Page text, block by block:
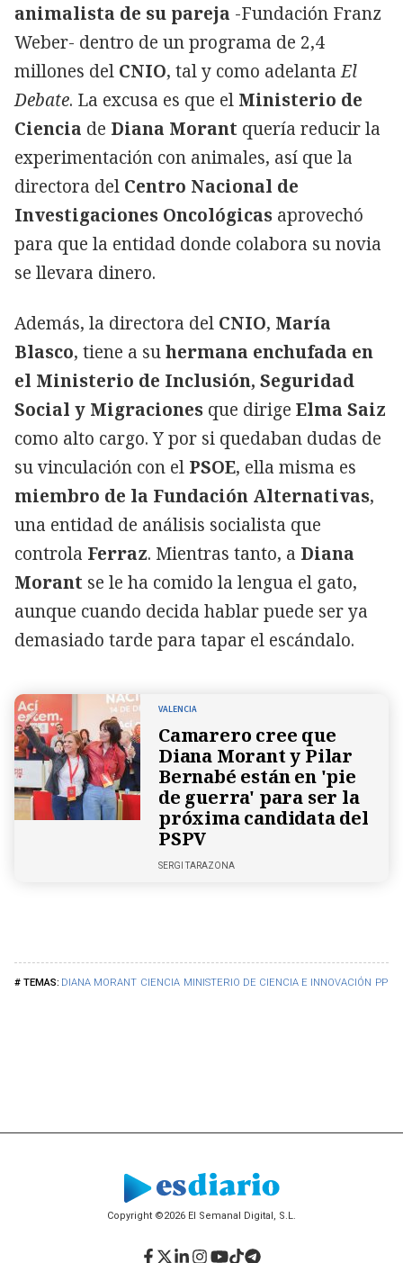
DIANA MORANT CIENCIA MINISTERIO DE CIENCIA E INNOVACIÓN PP
animalista de su pareja -Fundación Franz
Weber- dentro de un programa de 2,4
millones del CNIO, tal y como adelantaEl
Debate. La excusa es que el Ministerio de
Ciencia de Diana Morant quería reducir la
experimentación con animales, así que la
directora del Centro Nacional de
Investigaciones Oncológicas aprovechó
para que la entidad donde colabora su novia
se llevara dinero.
Además, la directora del CNIO, María
Blasco, tiene a suhermana enchufada en
el Ministerio de Inclusión, Seguridad
Social y Migraciones que dirige Elma Saiz
como alto cargo. Y por si quedaban dudas de
su vinculación con el PSOE, ella misma es
miembro de la Fundación Alternativas,
una entidad de análisis socialista que
controla Ferraz. Mientras tanto, a Diana
Morant se le ha comido la lengua el gato,
aunque cuando decida hablar puede ser ya
demasiado tarde para tapar el escándalo.
VALENCIA
Camarero cree que
Diana Morant y Pilar
Bernabé están en 'pie
de guerra' para ser la
próxima candidata del
PSPV
SERGI TARAZONA
Copyright ©2026 El Semanal Digital, S.L.
Facebook
Twitter
LinkedIn
Instagram
YouTube
TikTok
Telegram